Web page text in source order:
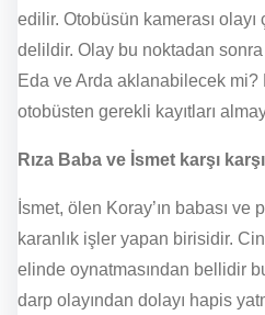
edilir. Otobüsün kamerası
delildir. Olay bu noktadan
Eda ve Arda aklanabilecek mi?
otobüsten gerekli kayıtları
Rıza Baba ve İsmet karşı
İsmet, ölen Koray’ın babası
karanlık işler yapan birisidir.
elinde oynatmasından bellidir
darp olayından dolayı hapis